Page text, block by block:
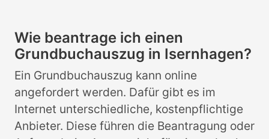
Wie beantrage ich einen
Grundbuchauszug in Isernhagen?
Ein Grundbuchauszug kann online
angefordert werden. Dafür gibt es im
Internet unterschiedliche, kostenpflichtige
Anbieter. Diese führen die Beantragung oder